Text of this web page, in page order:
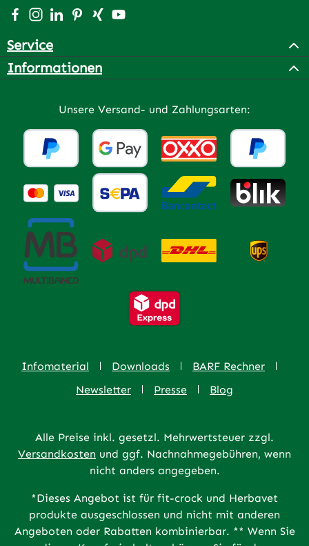
Besuche uns auf Facebook – öffnet in neuem Tab
Schau auf Instagram vorbei – öffnet in neuem Tab
Vernetze dich mit uns auf LinkedIn – öffnet in
Lass dich auf Pinterest inspirieren – öffnet
Vernetze dich mit uns auf Xing – öffnet
Sieh dir unsere Videos auf YouTube
Service
Informationen
Unsere Versand- und Zahlungsarten:
Infomaterial Downloads
BARF Rechner
Newsletter
Presse Blog
Alle Preise inkl. gesetzl. Mehrwertsteuer zzgl.
Versandkosten und ggf. Nachnahmegebühren, wenn
nicht anders angegeben.
*Dieses Angebot ist für fit-crock und Herbavet
produkte ausgeschlossen und nicht mit anderen
Angeboten oder Rabatten kombinierbar. ** Wenn Sie